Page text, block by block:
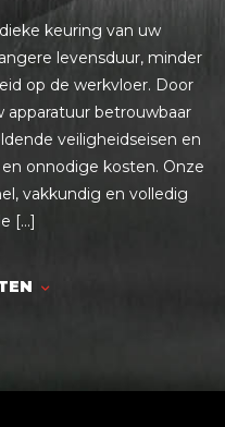
keuring van uw
levensduur, minder
op de werkvloer. Door
apparatuur betrouwbaar
veiligheidseisen en
onnodige kosten. Onze
vakkundig en volledig
[…]